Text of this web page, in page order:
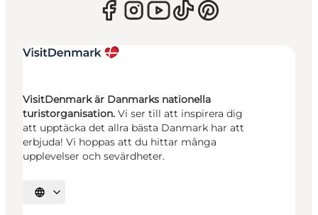
VisitDenmark är Danmarks nationella
turistorganisation. Vi ser till att inspirera dig
att upptäcka det allra bästa Danmark har att
erbjuda! Vi hoppas att du hittar många
upplevelser och sevärdheter.
Välj språk